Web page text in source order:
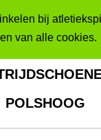
bij
van alle cookies.
POLSHOOG